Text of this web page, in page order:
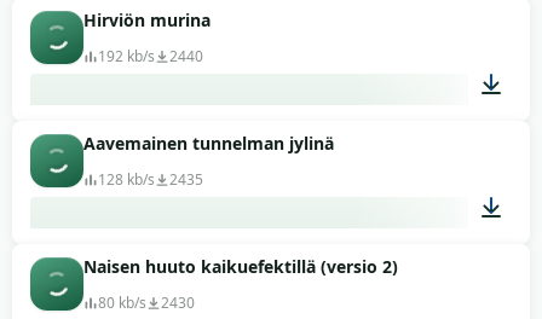
Hirviön murina
192 kb/s 2440
Aavemainen tunnelman jylinä
128 kb/s 2435
Naisen huuto kaikuefektillä (versio 2)
80 kb/s 2430